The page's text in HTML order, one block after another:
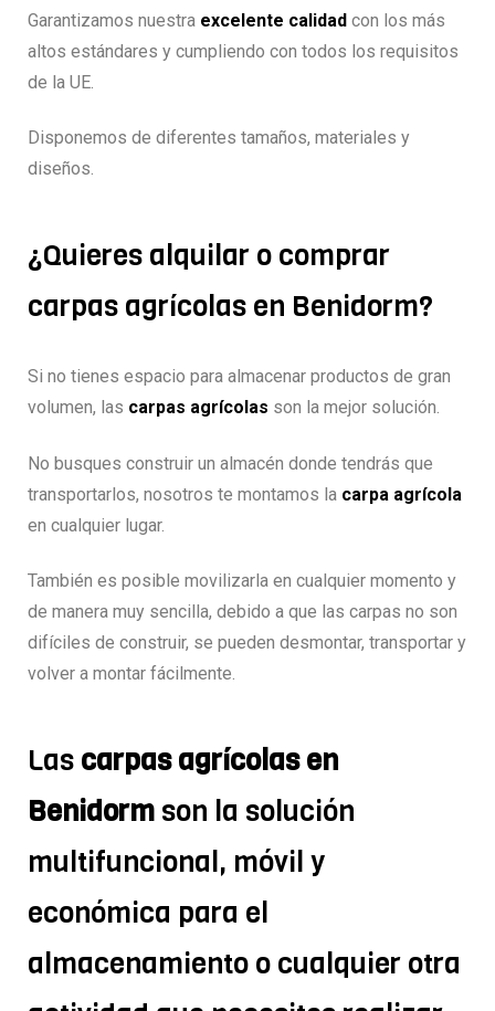
Garantizamos nuestra excelente calidad con los más
altos estándares y cumpliendo con todos los requisitos
de la UE.
Disponemos de diferentes tamaños, materiales y
diseños.
¿Quieres alquilar o comprar
carpas agrícolas en Benidorm?
Si no tienes espacio para almacenar productos de gran
volumen, las carpas agrícolas son la mejor solución.
No busques construir un almacén donde tendrás que
transportarlos, nosotros te montamos la carpa agrícola
en cualquier lugar.
También es posible movilizarla en cualquier momento y
de manera muy sencilla, debido a que las carpas no son
difíciles de construir, se pueden desmontar, transportar y
volver a montar fácilmente.
Las carpas agrícolas en
Benidorm son la solución
multifuncional, móvil y
económica para el
almacenamiento o cualquier otra